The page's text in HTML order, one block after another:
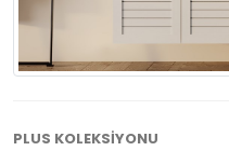
PLUS KOLEKSİYONU